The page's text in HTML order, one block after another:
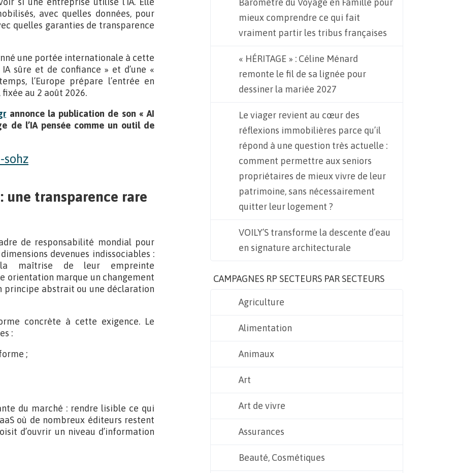
avec quelles données, pour
quelles garanties de transparence
une portée internationale à cette
sûre et de confiance » et d’une «
l’Europe prépare l’entrée en
au 2 août 2026.
annonce la publication de son « AI
de l’IA pensée comme un outil de
une transparence rare
de responsabilité mondial pour
devenues indissociables :
maîtrise de leur empreinte
orientation marque un changement
principe abstrait ou une déclaration
concrète à cette exigence. Le
:
;
du marché : rendre lisible ce qui
où de nombreux éditeurs restent
d’ouvrir un niveau d’information
Baromètre du Voyage en Famille pour
mieux comprendre ce qui fait
vraiment partir les tribus françaises
« HÉRITAGE » : Céline Ménard
remonte le fil de sa lignée pour
dessiner la mariée 2027
Le viager revient au cœur des
réflexions immobilières parce qu’il
répond à une question très actuelle :
comment permettre aux seniors
propriétaires de mieux vivre de leur
patrimoine, sans nécessairement
quitter leur logement ?
VOILY’S transforme la descente d’eau
en signature architecturale
CAMPAGNES RP SECTEURS PAR SECTEURS
Agriculture
Alimentation
Animaux
Art
Art de vivre
Assurances
Beauté, Cosmétiques